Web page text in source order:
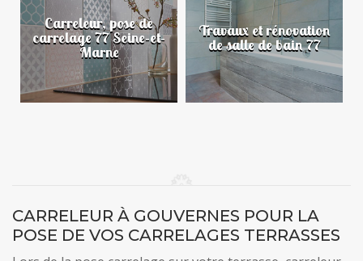
Carreleur, pose de
carrelage 77 Seine-et-
Marne
Travaux et rénovation
de salle de bain 77
CARRELEUR À GOUVERNES POUR LA
POSE DE VOS CARRELAGES TERRASSES